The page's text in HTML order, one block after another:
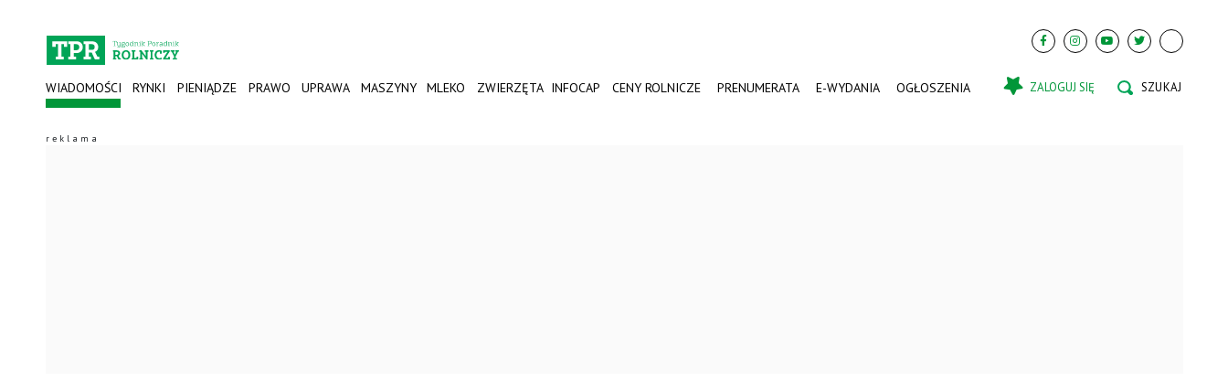
WIADOMOŚCI RYNKI PIENIĄDZE PRAWO UPRAWA MASZYNY MLEKO ZWIERZĘTA INFOCAP CENY ROLNICZE PRENUMERATA E-WYDANIA OGŁOSZENIA ZALOGUJ SIĘ